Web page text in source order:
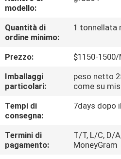
VISITA
ALLA
FABBRICA
CONTROLLO
DELLA
QUALITÀ
CONTATTACI
modello:
Quantità di
ordine minimo:
1 tonnellata
Prezzo:
$1150-1500/
Imballaggi
particolari:
peso netto
come su
Tempi di
consegna:
7days dopo
Termini di
pagamento:
T/T, L/C, D/
MoneyGram